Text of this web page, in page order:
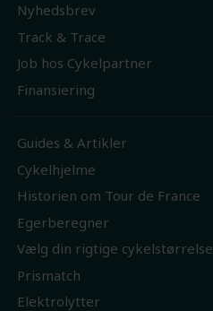
Nyhedsbrev
Track & Trace
Job hos Cykelpartner
Finansiering
Guides & Artikler
Cykelhjelme
Historien om Tour de France
Egerberegner
Vælg din rigtige cykelstørrelse
Prismatch
Elektrolytter